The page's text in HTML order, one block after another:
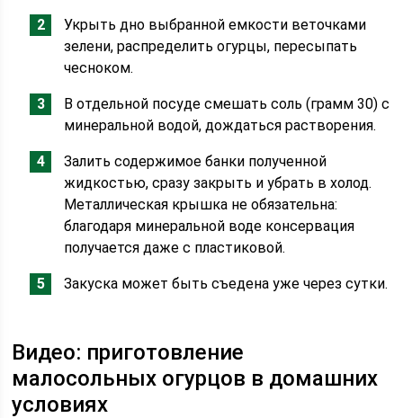
Укрыть дно выбранной емкости веточками
зелени, распределить огурцы, пересыпать
чесноком.
В отдельной посуде смешать соль (грамм 30) с
минеральной водой, дождаться растворения.
Залить содержимое банки полученной
жидкостью, сразу закрыть и убрать в холод.
Металлическая крышка не обязательна:
благодаря минеральной воде консервация
получается даже с пластиковой.
Закуска может быть съедена уже через сутки.
Видео: приготовление
малосольных огурцов в домашних
условиях